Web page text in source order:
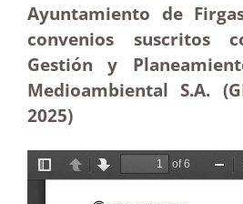
Ayuntamiento de
convenios suscritos
Gestión y
Medioambiental S.A.
2025)